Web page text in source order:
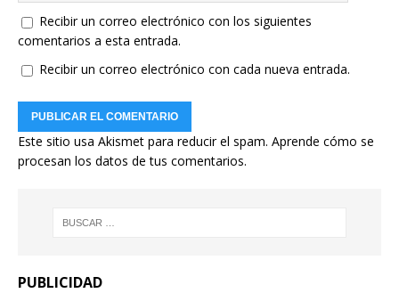
Recibir un correo electrónico con los siguientes
comentarios a esta entrada.
Recibir un correo electrónico con cada nueva entrada.
Este sitio usa Akismet para reducir el spam. Aprende cómo se
procesan los datos de tus comentarios.
PUBLICIDAD